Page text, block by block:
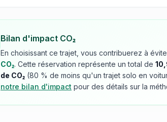
Bilan d'impact CO₂
En choisissant ce trajet, vous contribuerez à
CO₂. Cette réservation représente un total de
de CO₂ (80 % de moins qu'un trajet solo en
notre bilan d'impact pour des détails sur la